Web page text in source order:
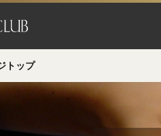
トップ